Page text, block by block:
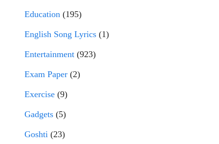
Education (195)
English Song Lyrics (1)
Entertainment (923)
Exam Paper (2)
Exercise (9)
Gadgets (5)
Goshti (23)